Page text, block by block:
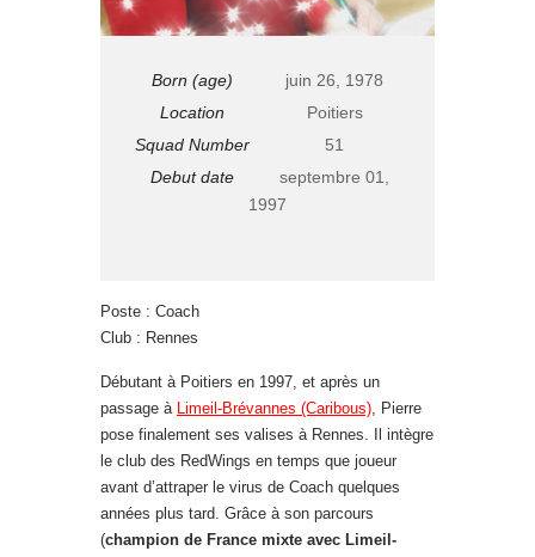
Born (age)
juin 26, 1978
Location
Poitiers
Squad Number
51
Debut date
septembre 01,
1997
Poste : Coach
Club : Rennes
Débutant à Poitiers en 1997, et après un
passage à Limeil-Brévannes (Caribous), Pierre
pose finalement ses valises à Rennes. Il intègre
le club des RedWings en temps que joueur
avant d’attraper le virus de Coach quelques
années plus tard. Grâce à son parcours
(champion de France mixte avec Limeil-